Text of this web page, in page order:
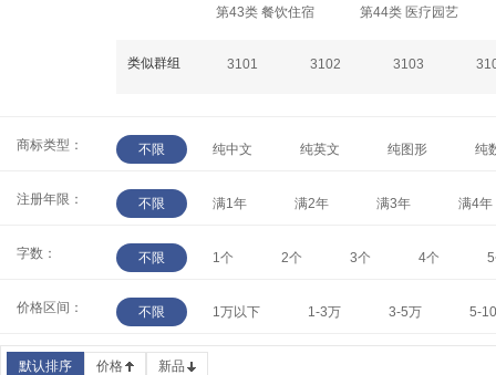
第43类 餐饮住宿 第44类 医疗园艺
类似群组 3101 3102 3103
商标类型： 不限 纯中文 纯英文 纯图形 纯
注册年限： 不限 满1年 满2年 满3年 满4年
字数： 不限 1个 2个 3个 4个
价格区间： 不限 1万以下 1-3万 3-5万 5-
默认排序 价格 新品